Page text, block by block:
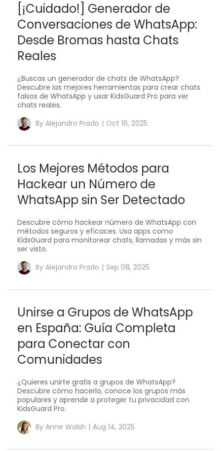
[¡Cuidado!] Generador de
Conversaciones de WhatsApp:
Desde Bromas hasta Chats
Reales
¿Buscas un generador de chats de WhatsApp?
Descubre las mejores herramientas para crear chats
falsos de WhatsApp y usar KidsGuard Pro para ver
chats reales.
By Alejandro Prado | Oct 16, 2025
Los Mejores Métodos para
Hackear un Número de
WhatsApp sin Ser Detectado
Descubre cómo hackear número de WhatsApp con
métodos seguros y eficaces. Usa apps como
KidsGuard para monitorear chats, llamadas y más sin
ser visto.
By Alejandro Prado | Sep 08, 2025
Unirse a Grupos de WhatsApp
en España: Guía Completa
para Conectar con
Comunidades
¿Quieres unirte gratis a grupos de WhatsApp?
Descubre cómo hacerlo, conoce los grupos más
populares y aprende a proteger tu privacidad con
KidsGuard Pro.
By Anne Walsh | Aug 14, 2025